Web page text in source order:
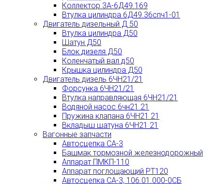
Коллектор 3А-6Д49.169
Втулка цилиндра 6Д49.36спч1-01
Двигатель дизельный Д 50
Втулка цилиндра Д50
Шатун Д50
Блок дизеля Д50
Коленчатый вал д50
Крышка цилиндра Д50
Двигатель дизель 6ЧН21/21
Форсунка 6ЧН21/21
Втулка направляющая 6ЧН21/21
Водяной насос 6чн21 21
Пружина клапана 6ЧН21 21
Вкладыш шатуна 6ЧН21 21
Вагонные запчасти
Автосцепка СА-3
Башмак тормозной железнодорожный
Аппарат ПМКП-110
Аппарат поглощающий РТ120
Автосцепка СА-3, 106.01.000-0СБ